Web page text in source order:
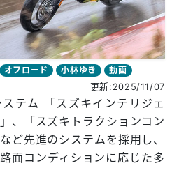
オフロード 小林ゆき
動画
更新:2025/11/07
テム 「スズキインテリジェ
、「スズキトラクションコン
ど先進のシステムを採用し、
面コンディションに応じた多